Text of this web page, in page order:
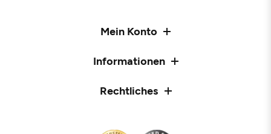
Mein Konto
Informationen
Rechtliches